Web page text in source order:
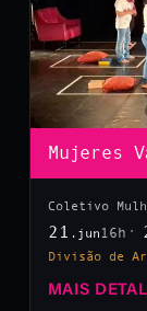
Mujeres
Coletivo
21 .jun 16h
Divisão de
MAIS